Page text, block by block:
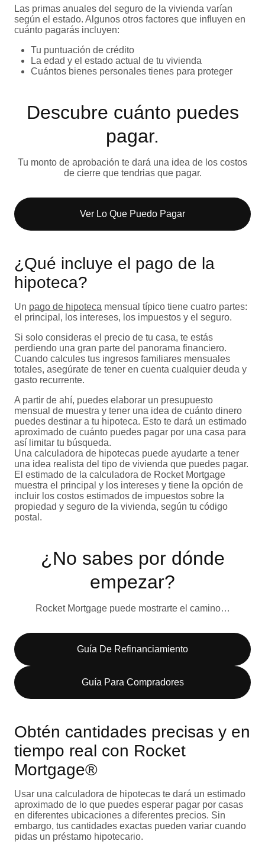
Las primas anuales del seguro de la vivienda varían
según el estado. Algunos otros factores que influyen en
cuánto pagarás incluyen:
Tu puntuación de crédito
La edad y el estado actual de tu vivienda
Cuántos bienes personales tienes para proteger
Descubre cuánto puedes
pagar.
Tu monto de aprobación te dará una idea de los costos
de cierre que tendrias que pagar.
Ver Lo Que Puedo Pagar​
¿Qué incluye el pago de la
hipoteca?
Un pago de hipoteca mensual típico tiene cuatro partes:
el principal, los intereses, los impuestos y el seguro.
Si solo consideras el precio de tu casa, te estás
perdiendo una gran parte del panorama financiero.
Cuando calcules tus ingresos familiares mensuales
totales, asegúrate de tener en cuenta cualquier deuda y
gasto recurrente.
A partir de ahí, puedes elaborar un presupuesto
mensual de muestra y tener una idea de cuánto dinero
puedes destinar a tu hipoteca. Esto te dará un estimado
aproximado de cuánto puedes pagar por una casa para
así limitar tu búsqueda.
Una calculadora de hipotecas puede ayudarte a tener
una idea realista del tipo de vivienda que puedes pagar.
El estimado de la calculadora de Rocket Mortgage
muestra el principal y los intereses y tiene la opción de
incluir los costos estimados de impuestos sobre la
propiedad y seguro de la vivienda, según tu código
postal.
¿No sabes por dónde
empezar?
Rocket Mortgage puede mostrarte el camino…
Guía De Refinanciamiento
Guía Para Compradores
Obtén cantidades precisas y en
tiempo real con Rocket
Mortgage®
Usar una calculadora de hipotecas te dará un estimado
aproximado de lo que puedes esperar pagar por casas
en diferentes ubicaciones a diferentes precios. Sin
embargo, tus cantidades exactas pueden variar cuando
pidas un préstamo hipotecario.